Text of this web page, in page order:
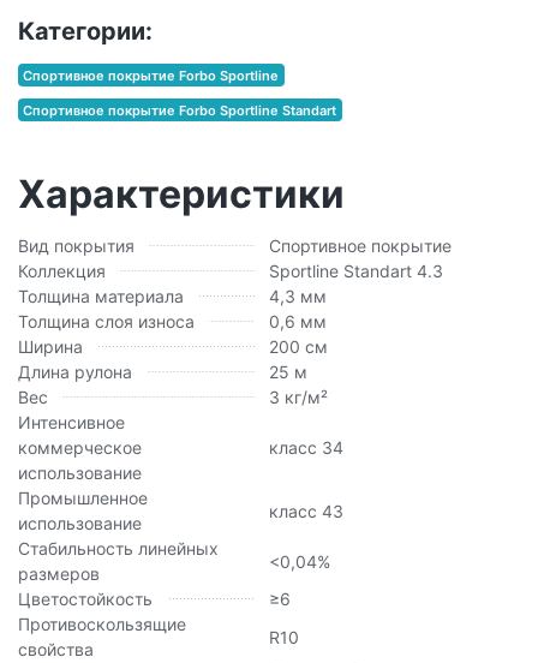
Категории:
Спортивное покрытие Forbo Sportline
Спортивное покрытие Forbo Sportline Standart
Характеристики
Вид покрытия
Спортивное покрытие
Коллекция
Sportline Standart 4.3
Толщина материала
4,3 мм
Толщина слоя износа
0,6 мм
Ширина
200 см
Длина рулона
25 м
Вес
3 кг/м²
Интенсивное
коммерческое
использование
класс 34
Промышленное
использование
класс 43
Стабильность линейных
размеров
<0,04%
Цветостойкость
≥6
Противоскользящие
свойства
R10